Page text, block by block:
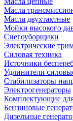
Масла
Масла двухтактные
Мойки высокого
Снегоуборщики
Электрические
Силовая техника
Источники
Удлинители
Стабилизаторы
Электрогенераторы
Комплектующие для
Бензиновые
Дизельные